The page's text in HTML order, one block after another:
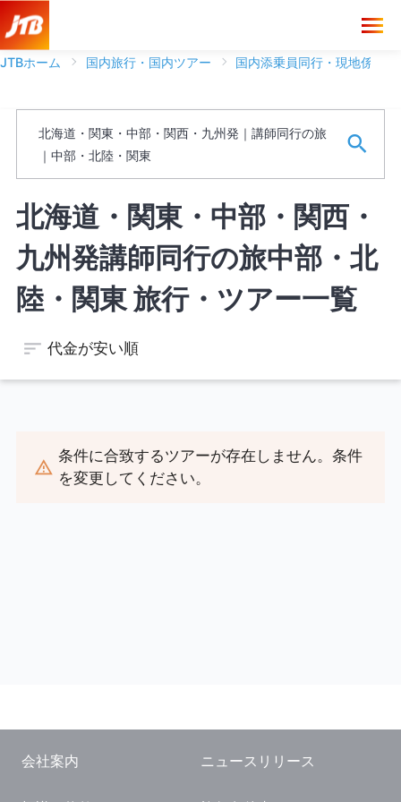
JTBホーム 国内旅行・国内ツアー 国内添乗員同行・現地係員
北海道・関東・中部・関西・九州発｜講師同行の旅
｜中部・北陸・関東
ブランド
フリーワード
※ワードは一語まで、スペースがある場合は文字として認識しま
す。
北海道・関東・中部・関西・
九州発講師同行の旅中部・北
陸・関東 旅行・ツアー一覧
代金が安い順
条件に合致するツアーが存在しません。条件
を変更してください。
会社案内 ニュースリリース